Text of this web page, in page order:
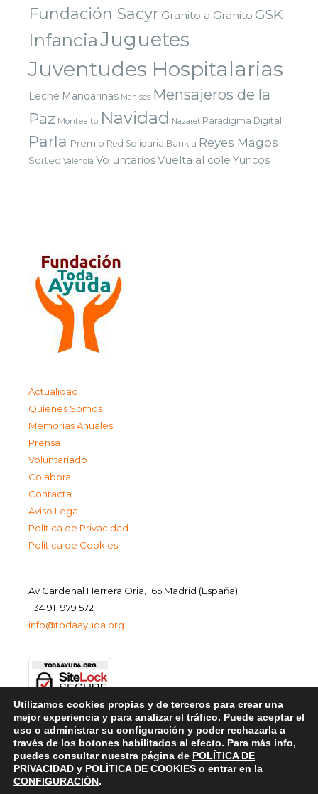
Fundación Sacyr Granito a Granito GSK
InfanciaJuguetes
Juventudes Hospitalarias
Leche Mandarinas Manises Mensajeros de la
Paz Montealto Navidad Nazaret Paradigma Digital
Parla Premio Red Solidaria Bankia Reyes Magos
Sorteo Valencia VoluntariosVuelta al cole Yuncos
Actualidad
Quienes Somos
Memorias Anuales
Prensa
Voluntariado
Colabora
Contacta
Aviso Legal
Política de Privacidad
Política de Cookies
Av Cardenal Herrera Oria, 165 Madrid (España)
+34 911 979 572
info@todaayuda.org
Utilizamos cookies propias y de terceros para crear una
mejor experiencia y para analizar el tráfico. Puede aceptar el
uso o administrar su configuración y poder rechazarla a
través de los botones habilitados al efecto. Para más info,
puedes consultar nuestra página de POLÍTICA DE
PRIVACIDAD y POLÍTICA DE COOKIES o entrar en la
CONFIGURACIÓN.